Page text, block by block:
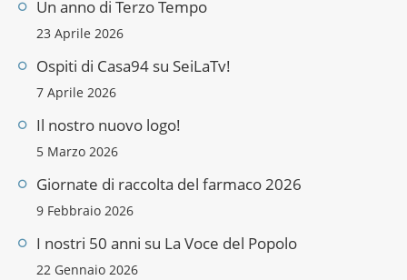
Un anno di Terzo Tempo
23 Aprile 2026
Ospiti di Casa94 su SeiLaTv!
7 Aprile 2026
Il nostro nuovo logo!
5 Marzo 2026
Giornate di raccolta del farmaco 2026
9 Febbraio 2026
I nostri 50 anni su La Voce del Popolo
22 Gennaio 2026